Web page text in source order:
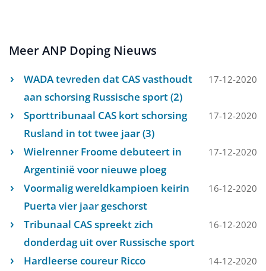
Meer ANP Doping Nieuws
WADA tevreden dat CAS vasthoudt
aan schorsing Russische sport (2)
17-12-2020
Sporttribunaal CAS kort schorsing
Rusland in tot twee jaar (3)
17-12-2020
Wielrenner Froome debuteert in
Argentinië voor nieuwe ploeg
17-12-2020
Voormalig wereldkampioen keirin
Puerta vier jaar geschorst
16-12-2020
Tribunaal CAS spreekt zich
donderdag uit over Russische sport
16-12-2020
Hardleerse coureur Ricco
14-12-2020